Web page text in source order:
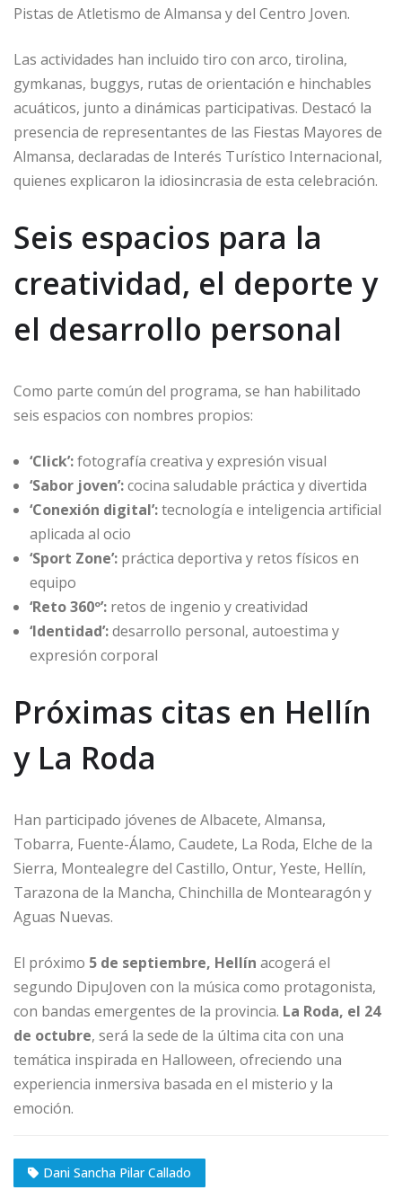
Pistas de Atletismo de Almansa y del Centro Joven.
Las actividades han incluido tiro con arco, tirolina,
gymkanas, buggys, rutas de orientación e hinchables
acuáticos, junto a dinámicas participativas. Destacó la
presencia de representantes de las Fiestas Mayores de
Almansa, declaradas de Interés Turístico Internacional,
quienes explicaron la idiosincrasia de esta celebración.
Seis espacios para la
creatividad, el deporte y
el desarrollo personal
Como parte común del programa, se han habilitado
seis espacios con nombres propios:
‘Click’:fotografía creativa y expresión visual
‘Sabor joven’:cocina saludable práctica y divertida
‘Conexión digital’:tecnología e inteligencia artificial
aplicada al ocio
‘Sport Zone’: práctica deportiva y retos físicos en
equipo
‘Reto 360º’: retos de ingenio y creatividad
‘Identidad’:desarrollo personal, autoestima y
expresión corporal
Próximas citas en Hellín
y La Roda
Han participado jóvenes de Albacete, Almansa,
Tobarra, Fuente-Álamo, Caudete, La Roda, Elche de la
Sierra, Montealegre del Castillo, Ontur, Yeste, Hellín,
Tarazona de la Mancha, Chinchilla de Montearagón y
Aguas Nuevas.
El próximo 5 de septiembre, Hellín acogerá el
segundo DipuJoven con la música como protagonista,
con bandas emergentes de la provincia. La Roda, el 24
de octubre, será la sede de la última cita con una
temática inspirada en Halloween, ofreciendo una
experiencia inmersiva basada en el misterio y la
emoción.
Dani Sancha Pilar Callado